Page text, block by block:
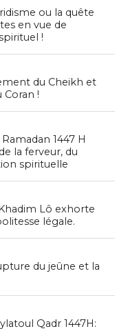
ou la quête
en vue de
!
du Cheikh et
!
1447 H
la ferveur, du
spirituelle
Lô exhorte
légale.
du jeûne et la
Qadr 1447H: